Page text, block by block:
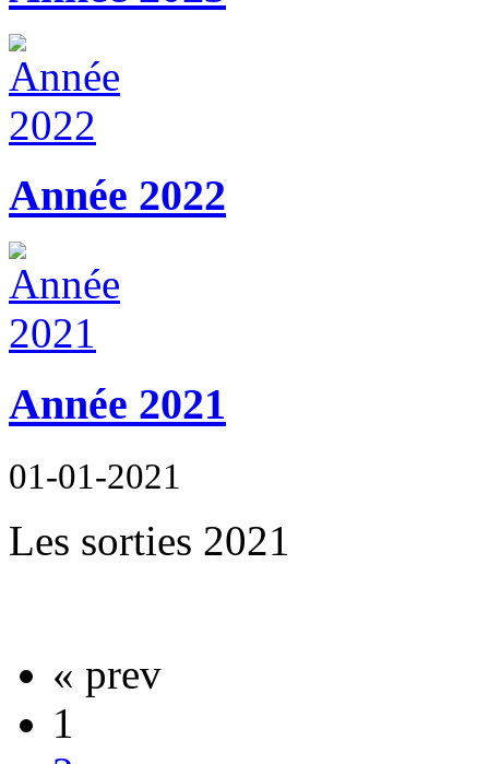
Année 2022
Année 2021
01-01-2021
Les sorties 2021
« prev
1